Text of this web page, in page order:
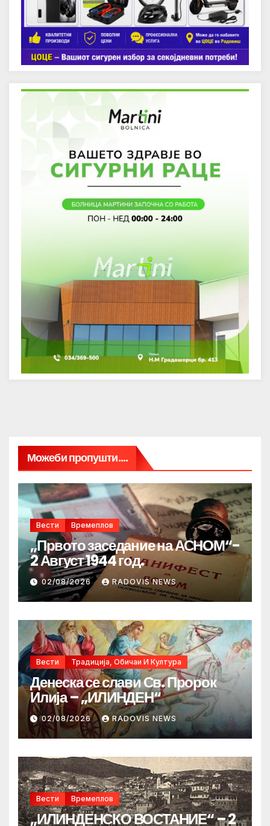
Можеби пропушти....
Вести Времеплов
„Првото заседание на АСНОМ“-
2 Август 1944 год.
02/08/2026 RADOVIS NEWS
Вести Традиција, Обичаи И Култура
Денеска се слави Св. Пророк
Илија – „ИЛИНДЕН“
02/08/2026 RADOVIS NEWS
Вести Времеплов
„ИЛИНДЕНСКО ВОСТАНИЕ“ – 2